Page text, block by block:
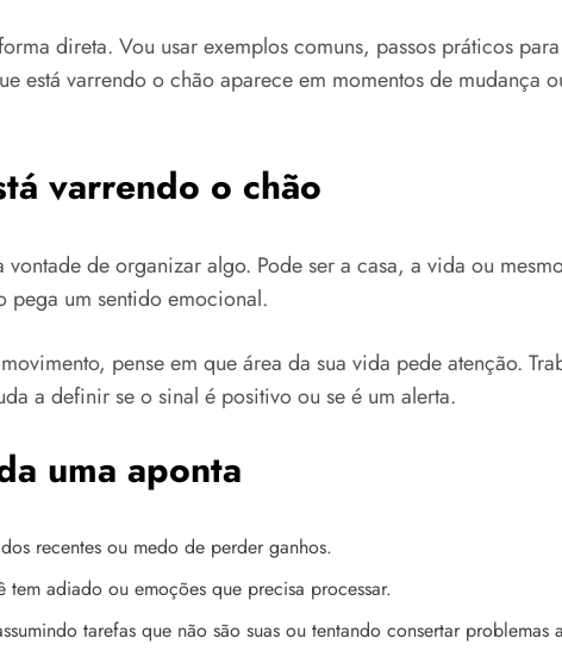
direta. Vou usar exemplos comuns, passos práticos
está varrendo o chão aparece em momentos de
varrendo o chão
de organizar algo. Pode ser a casa, a vida ou
pega um sentido emocional.
pense em que área da sua vida pede atenção.
a definir se o sinal é positivo ou se é um alerta.
uma aponta
recentes ou medo de perder ganhos.
tem adiado ou emoções que precisa processar.
tarefas que não são suas ou tentando consertar problemas